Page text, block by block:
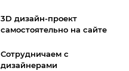
3D дизайн-проект
самостоятельно на сайте
Сотрудничаем с
дизайнерами